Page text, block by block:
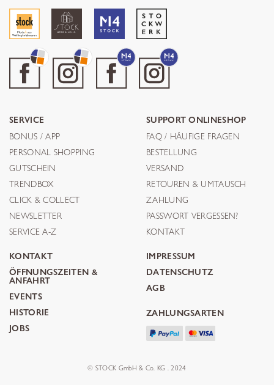
SERVICE
BONUS / APP
PERSONAL SHOPPING
GUTSCHEIN
TRENDBOX
CLICK & COLLECT
NEWSLETTER
SERVICE A-Z
SUPPORT ONLINESHOP
FAQ / HÄUFIGE FRAGEN
BESTELLUNG
VERSAND
RETOUREN & UMTAUSCH
ZAHLUNG
PASSWORT VERGESSEN?
KONTAKT
KONTAKT
ÖFFNUNGSZEITEN &
ANFAHRT
EVENTS
HISTORIE
JOBS
IMPRESSUM
DATENSCHUTZ
AGB
ZAHLUNGSARTEN
© STOCK GmbH & Co. KG . 2024